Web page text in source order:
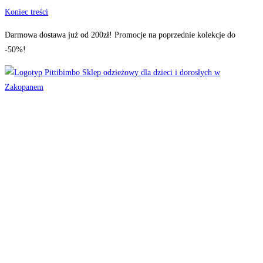
Koniec treści
Darmowa dostawa już od 200zł! Promocje na poprzednie kolekcje do
-50%!